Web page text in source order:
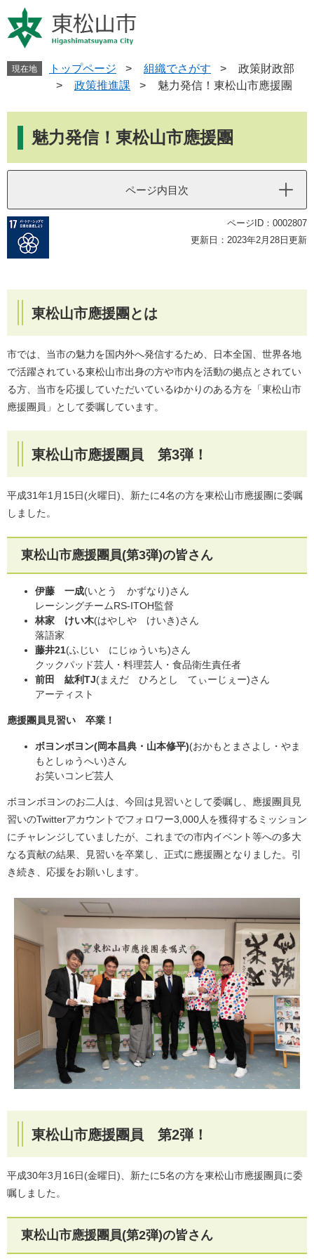
ー
ジ
す
ニ
ュ
し
へ
現在地 トップページ > 組織でさがす >
政策財政部
>
政策推進課 > 魅力発信！東松山市應援團
魅力発信！東松山市應援團
ページ内目次
ページID：0002807
更新日：2023年2月28日更新
東松山市應援團とは
市では、当市の魅力を国内外へ発信するため、日本全国、世界各地
で活躍されている東松山市出身の方や市内を活動の拠点とされてい
る方、当市を応援していただいているゆかりのある方を「東松山市
應援團員」として委嘱しています。
東松山市應援團員 第3弾！
平成31年1月15日(火曜日)、新たに4名の方を東松山市應援團に委嘱
しました。
東松山市應援團員(第3弾)の皆さん
伊藤 一成(いとう かずなり)さん
レーシングチームRS-ITOH監督
林家 けい木(はやしや けいき)さん
落語家
藤井21(ふじい にじゅういち)さん
クックパッド芸人・料理芸人・食品衛生責任者
前田 紘利TJ(まえだ ひろとし てぃーじぇー)さん
アーティスト
應援團員見習い 卒業！
ボヨンボヨン(岡本昌典・山本修平)(おかもとまさよし・やま
もとしゅうへい)さん
お笑いコンビ芸人
ボヨンボヨンのお二人は、今回は見習いとして委嘱し、應援團員見
習いのTwitterアカウントでフォロワー3,000人を獲得するミッション
にチャレンジしていましたが、これまでの市内イベント等への多大
なる貢献の結果、見習いを卒業し、正式に應援團となりました。引
き続き、応援をお願いします。
東松山市應援團員 第2弾！
平成30年3月16日(金曜日)、新たに5名の方を東松山市應援團員に委
嘱しました。
東松山市應援團員(第2弾)の皆さん